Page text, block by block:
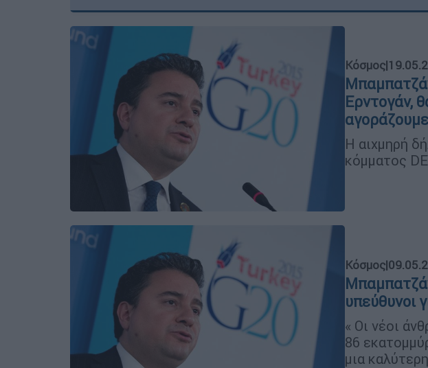
Κόσμος|
Ερντογάν,
Η αιχμηρή
κόμματος
Κόσμος|
υπεύθυνοι
« Οι νέοι
86
μια